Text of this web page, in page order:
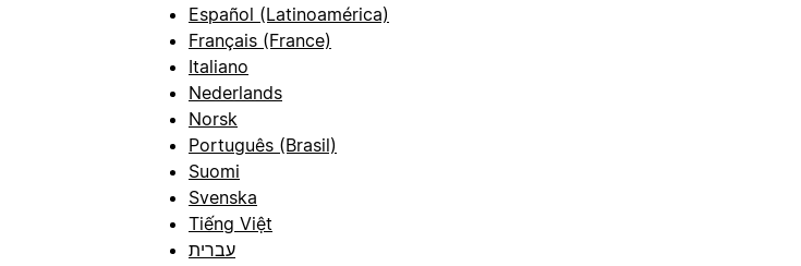
Español (Latinoamérica)
Français (France)
Italiano
Nederlands
Norsk
Português (Brasil)
Suomi
Svenska
Tiếng Việt
עברית